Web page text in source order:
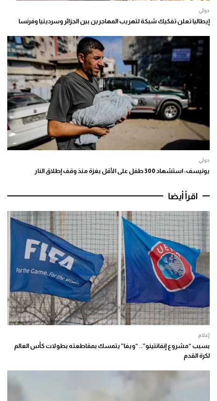
دولي
إيطاليا تعلن تفكيك شبكة لتهريب المهاجرين بين الجزائر وسردينيا وفرنسا
دولي
يونيسف: استشهاد 300 طفل على الأقل بغزة منذ وقف إطلاق النار
اقرأ أيضا
إعلام
بسبب “مشروع إنفانتينو”.. “ويفا” يتمسك بمقاطعته بطولات كأس العالم
لكرة القدم